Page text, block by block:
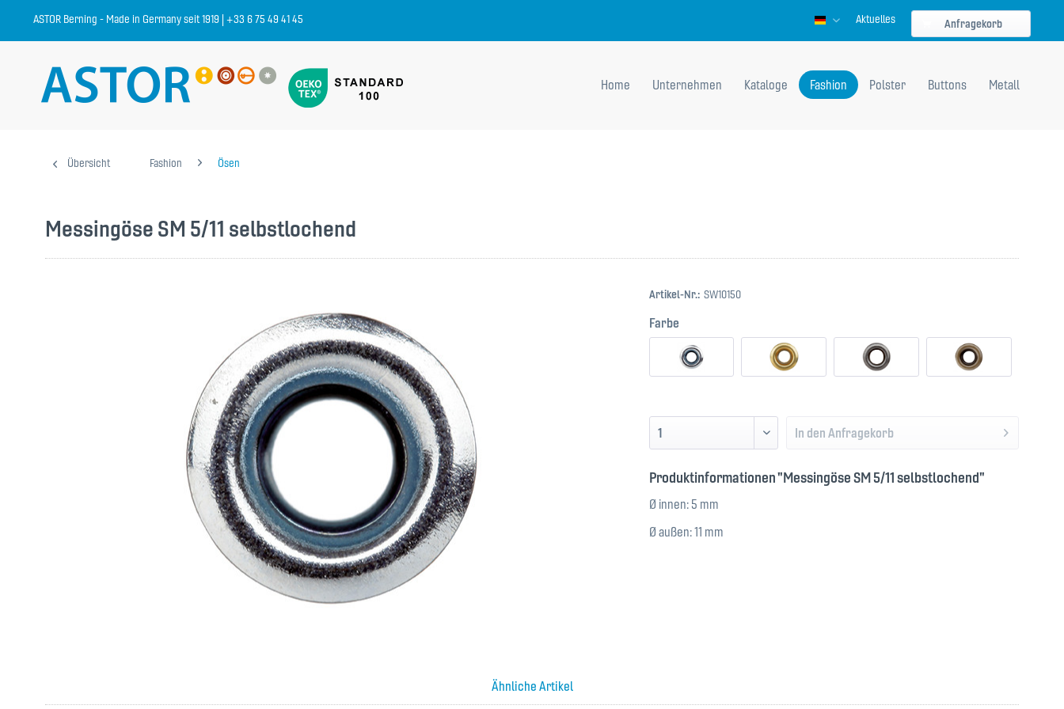
ASTOR Berning - Made in Germany seit 1919 | +33 6 75 49 41 45 DeutschAktuelles Anfragekorb
Home Unternehmen Kataloge Fashion Polster Buttons Metall
Übersicht Fashion Ösen
Messingöse SM 5/11 selbstlochend
Artikel-Nr.: SW10150
Farbe
In den Anfragekorb
Produktinformationen "Messingöse SM 5/11 selbstlochend"
Ø innen: 5 mm
Ø außen: 11 mm
Ähnliche Artikel